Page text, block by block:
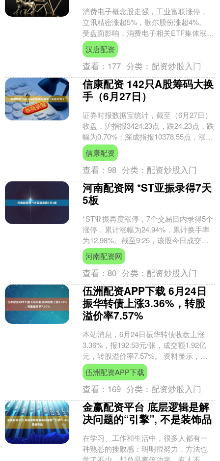
消费电子概念股走强，工业富联涨停，
立讯精密涨超5%，歌尔股份涨超4%。
受盘面影响，消费电子相关ETF集体涨超
2%。 有券商表示，受益于AI产品及高端
品类拉动，....
汉唐配资
查看： 177 分类： 配资炒股入门
信康配资 142只A股筹码大换
手（6月27日）
证券时报数据宝统计，截至（6月27日）
收盘，沪指报3424.23点，跌24.23点，跌
幅为0.70%；深成指报10378.55点，涨
35.07点，涨幅为0.34....
信康配资
查看：98 分类： 配资炒股入门
河南配资网 *ST亚振录得7天
5板
*ST亚振再度涨停，7个交易日内录得5个
涨停，累计涨幅为24.94%，累计换手率
为12.98%。截至9:25，该股今日成交量
2.99万股，成交金额48.38万元....
河南配资网
查看：80 分类： 配资炒股入门
伍洲配资APP下载 6月24日
振华转债上涨3.36%，转股
溢价率7.57%
本站消息，6月24日振华转债收盘上涨
3.36%，报192.53元/张，成交额1.92亿
元，转股溢价率7.57%。 资料显示，振
华转债信用级别为“AA”，债券期限....
伍洲配资APP下载
查看： 169 分类： 配资炒股入门
金赢配资平台 底层逻辑是解
决问题的“引擎”, 不是装饰品
在学习、工作和生活中，很多人都有一
种熟悉的挫败感：明明很努力，方法也